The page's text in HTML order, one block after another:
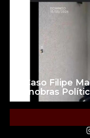
O Caso Filipe
Manobras